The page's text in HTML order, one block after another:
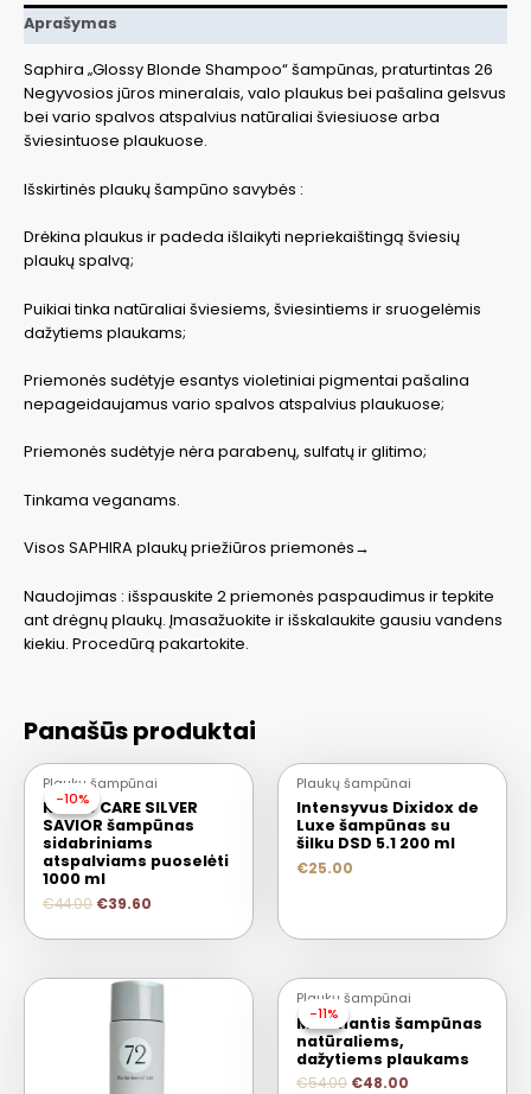
Aprašymas
Saphira „Glossy Blonde Shampoo“ šampūnas, praturtintas 26
Negyvosios jūros mineralais, valo plaukus bei pašalina gelsvus
bei vario spalvos atspalvius natūraliai šviesiuose arba
šviesintuose plaukuose.
Išskirtinės plaukų šampūno savybės :
Drėkina plaukus ir padeda išlaikyti nepriekaištingą šviesių
plaukų spalvą;
Puikiai tinka natūraliai šviesiems, šviesintiems ir sruogelėmis
dažytiems plaukams;
Priemonės sudėtyje esantys violetiniai pigmentai pašalina
nepageidaujamus vario spalvos atspalvius plaukuose;
Priemonės sudėtyje nėra parabenų, sulfatų ir glitimo;
Tinkama veganams.
Visos SAPHIRA plaukų priežiūros priemonės→
Naudojimas : išspauskite 2 priemonės paspaudimus ir tepkite
ant drėgnų plaukų. Įmasažuokite ir išskalaukite gausiu vandens
kiekiu. Procedūrą pakartokite.
Panašūs produktai
-10%
-10%
Plaukų šampūnai
Keune CARE SILVER
SAVIOR šampūnas
sidabriniams
atspalviams puoselėti
1000 ml
€44.00 €39.60
Plaukų šampūnai
Intensyvus Dixidox de
Luxe šampūnas su
šilku DSD 5.1 200 ml
€25.00
-11%
-11%
Plaukų šampūnai
Maitinantis šampūnas
natūraliems,
dažytiems plaukams
€54.00 €48.00